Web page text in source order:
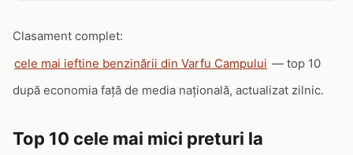
Clasament complet:
cele mai ieftine benzinării din Varfu Campului — top 10
după economia față de media națională, actualizat zilnic.
Top 10 cele mai mici preturi la